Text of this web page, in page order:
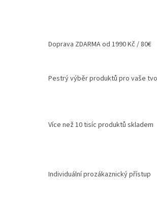
Doprava ZDARMA od 1990 Kč / 80€
Pestrý výběr produktů pro vaše
Více než 10 tisíc produktů skladem
Individuální prozákaznický přístup